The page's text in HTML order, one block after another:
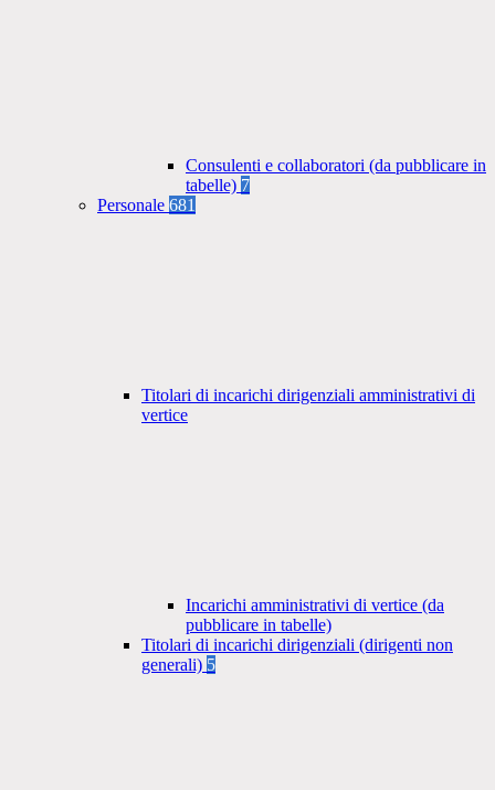
Consulenti e collaboratori (da pubblicare in
tabelle) 7
Personale 681
Titolari di incarichi dirigenziali amministrativi di
vertice
Incarichi amministrativi di vertice (da
pubblicare in tabelle)
Titolari di incarichi dirigenziali (dirigenti non
generali) 5